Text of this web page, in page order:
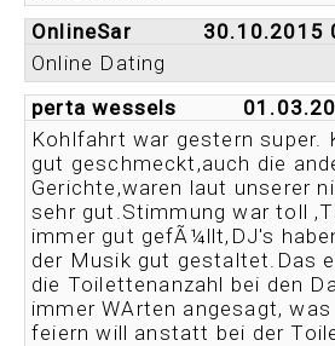
OnlineSar
30.10.2015
Online Dating
perta wessels
Kohlfahrt war gestern super.
gut geschmeckt,auch die
Gerichte,waren laut unserer
sehr gut.Stimmung war toll
immer gut gefÃ¼llt,DJ's
der Musik gut gestaltet.Das
die Toilettenanzahl bei den
immer WArten angesagt,
feiern will anstatt bei der